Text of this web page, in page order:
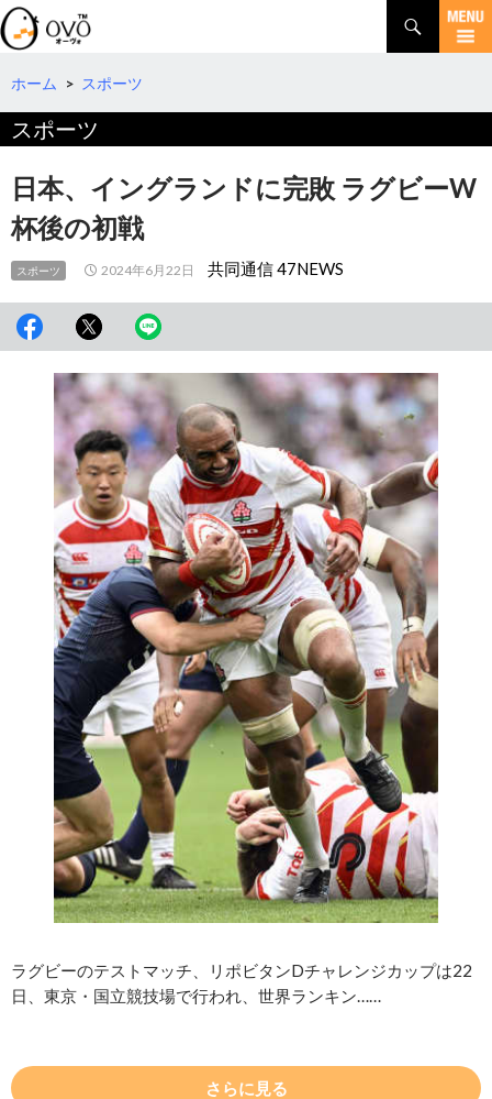
検
索
コ
テ
へ
ホーム > スポーツ
スポーツ
日本、イングランドに完敗 ラグビーW
杯後の初戦
スポーツ 2024年6月22日 共同通信 47NEWS
ラグビーのテストマッチ、リポビタンDチャレンジカップは22
日、東京・国立競技場で行われ、世界ランキン……
さらに見る